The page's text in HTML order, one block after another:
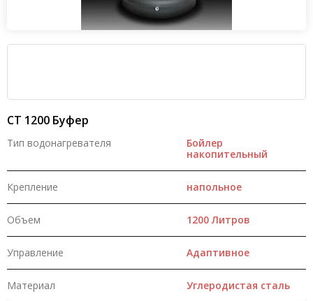
CT 1200 Буфер
Тип водонагревателя
Бойлер
накопительный
Крепление напольное
Объем 1200 Литров
Управление Адаптивное
Материал Углеродистая сталь